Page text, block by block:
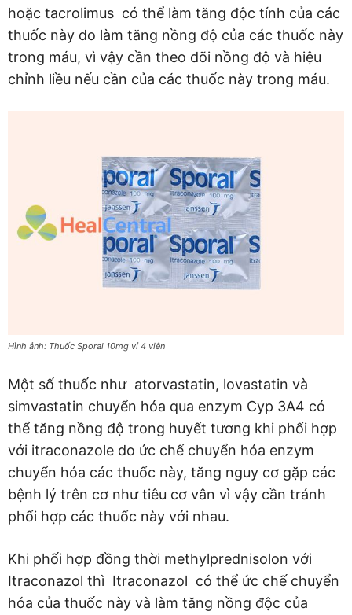
hoặc tacrolimus có thể làm tăng độc tính của các
thuốc này do làm tăng nồng độ của các thuốc này
trong máu, vì vậy cần theo dõi nồng độ và hiệu
chỉnh liều nếu cần của các thuốc này trong máu.
Hình ảnh: Thuốc Sporal 10mg vỉ 4 viên
Một số thuốc như atorvastatin, lovastatin và
simvastatin chuyển hóa qua enzym Cyp 3A4 có
thể tăng nồng độ trong huyết tương khi phối hợp
với itraconazole do ức chế chuyển hóa enzym
chuyển hóa các thuốc này, tăng nguy cơ gặp các
bệnh lý trên cơ như tiêu cơ vân vì vậy cần tránh
phối hợp các thuốc này với nhau.
Khi phối hợp đồng thời methylprednisolon với
Itraconazol thì Itraconazol có thể ức chế chuyển
hóa của thuốc này và làm tăng nồng độc của